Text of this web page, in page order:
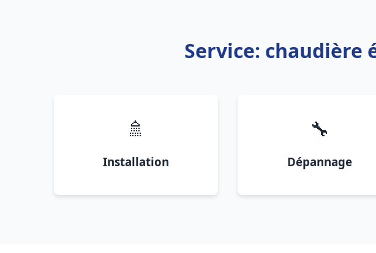
Service: chaudière
🚿
Installation
🔧
Dépannage